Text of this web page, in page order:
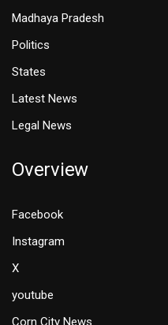
Madhaya Pradesh
Politics
States
Latest News
Legal News
Overview
Facebook
Instagram
X
youtube
Corn City News